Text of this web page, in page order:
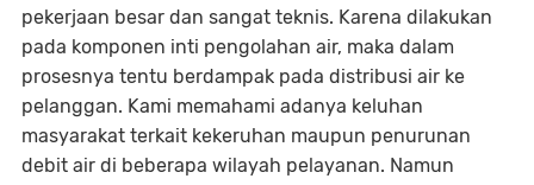
pekerjaan besar dan sangat teknis. Karena dilakukan
pada komponen inti pengolahan air, maka dalam
prosesnya tentu berdampak pada distribusi air ke
pelanggan. Kami memahami adanya keluhan
masyarakat terkait kekeruhan maupun penurunan
debit air di beberapa wilayah pelayanan. Namun